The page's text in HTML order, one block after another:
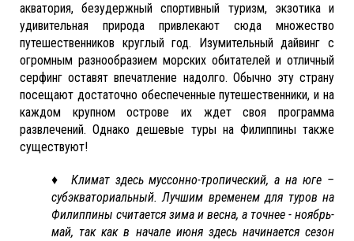
акватория, безудержный спортивный туризм, экзотика и
удивительная природа привлекают сюда множество
путешественников круглый год. Изумительный дайвинг с
огромным разнообразием морских обитателей и отличный
серфинг оставят впечатление надолго. Обычно эту страну
посещают достаточно обеспеченные путешественники, и на
каждом крупном острове их ждет своя программа
развлечений. Однако дешевые туры на Филиппины также
существуют!
♦ Климат здесь муссонно-тропический, а на юге –
субэкваториальный. Лучшим временем для туров на
Филиппины считается зима и весна, а точнее - ноябрь-
май, так как в начале июня здесь начинается сезон